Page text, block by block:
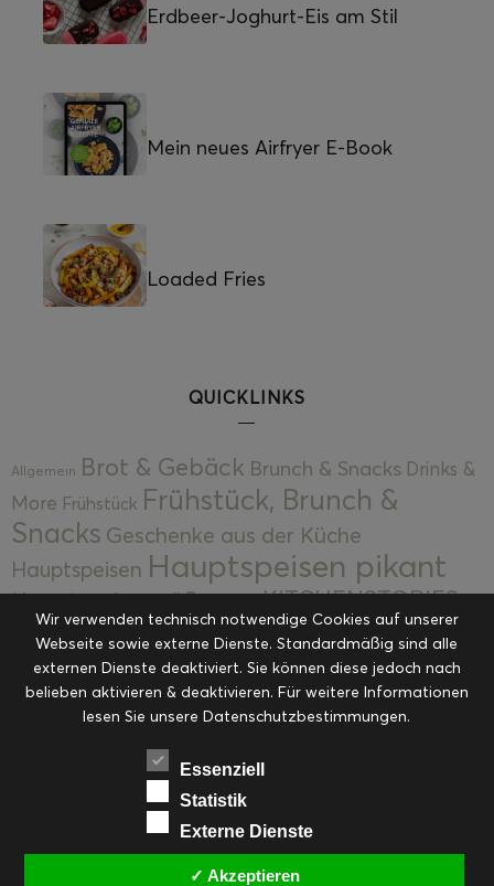
Erdbeer-Joghurt-Eis am Stil
Mein neues Airfryer E-Book
Loaded Fries
QUICKLINKS
Allgemein Brot & Gebäck Brunch & Snacks Drinks &
More Frühstück Frühstück, Brunch &
Snacks Geschenke aus der Küche
Hauptspeisen Hauptspeisen pikant
Hauptspeisen süßKekseKITCHENSTORIES
Kuchen, Torten & Desserts Kuchen und
Desserts Kulinarik Kulinarische Mitbringsel &
Eingemachtes Ohne Kategorie Ostern Resteküche
RezepteSaisonalSliderStartseite
Suppen, Salate & Vorspeisen
Vorspeisen, Salate & Suppen
Weihnachten Workshops & Events
Wir verwenden technisch notwendige Cookies auf unserer
Webseite sowie externe Dienste. Standardmäßig sind alle
externen Dienste deaktiviert. Sie können diese jedoch nach
belieben aktivieren & deaktivieren. Für weitere Informationen
lesen Sie unsere Datenschutzbestimmungen.
Essenziell
Statistik
Externe Dienste
✓ Akzeptieren